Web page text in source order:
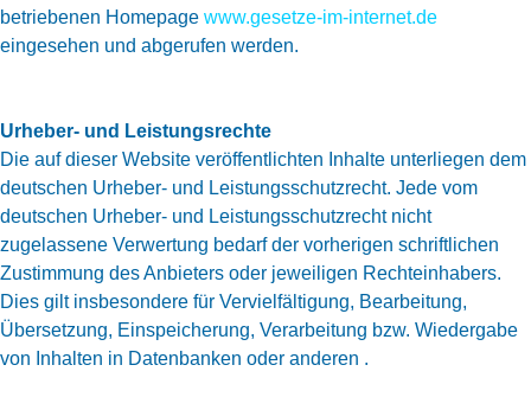
betriebenen Homepage www.gesetze-im-internet.de
eingesehen und abgerufen werden.
Urheber- und Leistungsrechte
Die auf dieser Website veröffentlichten Inhalte unterliegen dem
deutschen Urheber- und Leistungsschutzrecht. Jede vom
deutschen Urheber- und Leistungsschutzrecht nicht
zugelassene Verwertung bedarf der vorherigen schriftlichen
Zustimmung des Anbieters oder jeweiligen Rechteinhabers.
Dies gilt insbesondere für Vervielfältigung, Bearbeitung,
Übersetzung, Einspeicherung, Verarbeitung bzw. Wiedergabe
von Inhalten in Datenbanken oder anderen .